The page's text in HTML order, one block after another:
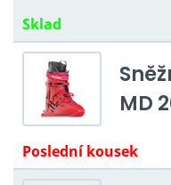
Sklad
MD
Poslední kousek